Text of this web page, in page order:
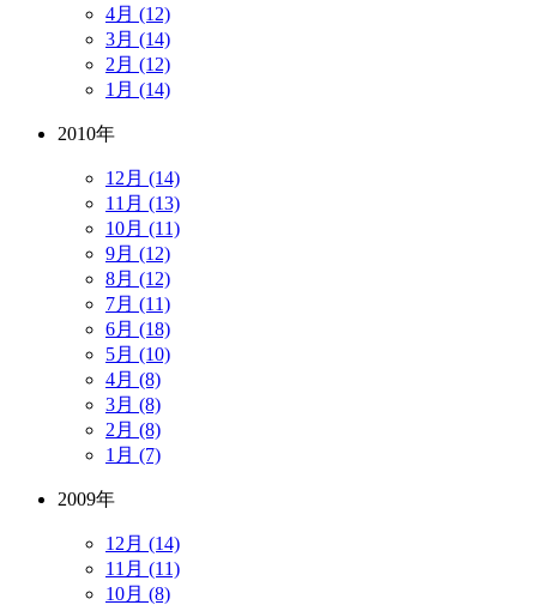
4月 (12)
3月 (14)
2月 (12)
1月 (14)
2010年
12月 (14)
11月 (13)
10月 (11)
9月 (12)
8月 (12)
7月 (11)
6月 (18)
5月 (10)
4月 (8)
3月 (8)
2月 (8)
1月 (7)
2009年
12月 (14)
11月 (11)
10月 (8)